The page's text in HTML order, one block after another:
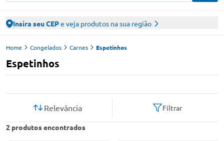
Insira seu CEPe veja produtos na sua região
Home Congelados Carnes Espetinhos
Espetinhos
2 produtos encontrados
Relevância Filtrar